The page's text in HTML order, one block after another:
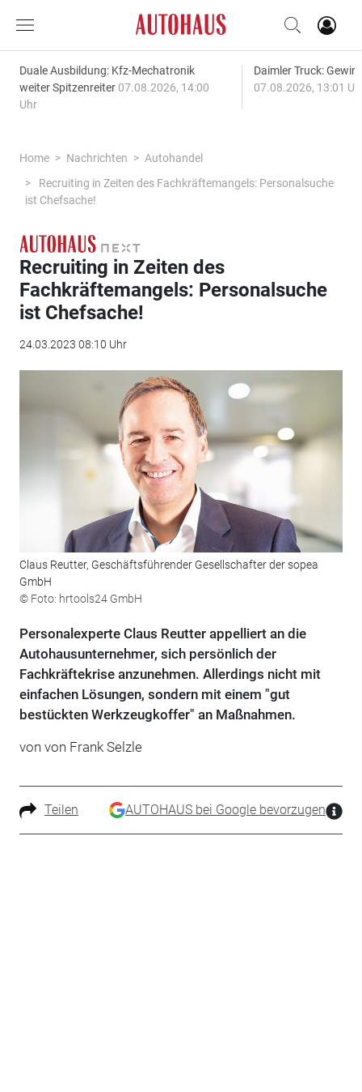
Duale Ausbildung: Kfz-Mechatronik
weiter Spitzenreiter 07.08.2026, 14:00
Uhr
Daimler Truck:
07.08.2026, 13:01
Home Nachrichten
Autohandel
Recruiting in Zeiten des Fachkräftemangels: Personalsuche
ist Chefsache!
Recruiting in Zeiten des
Fachkräftemangels: Personalsuche
ist Chefsache!
24.03.2023 08:10 Uhr
Claus Reutter, Geschäftsführender Gesellschafter der sopea
GmbH
© Foto: hrtools24 GmbH
Personalexperte Claus Reutter appelliert an die
Autohausunternehmer, sich persönlich der
Fachkräftekrise anzunehmen. Allerdings nicht mit
einfachen Lösungen, sondern mit einem "gut
bestückten Werkzeugkoffer" an Maßnahmen.
von von Frank Selzle
Teilen AUTOHAUS bei Google bevorzugen